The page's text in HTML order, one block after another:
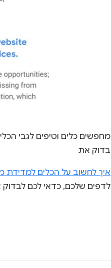
מחפשים כלים וטיפים לגבי
בדוק את
איך לחשוב על הכלים למדידת
לדפים שלכם, כדאי לכם